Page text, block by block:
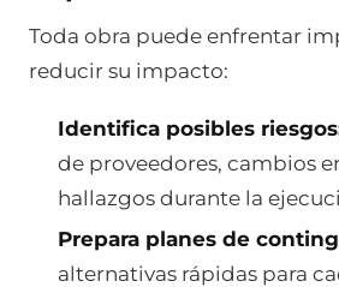
Toda obra puede enfrentar
reducir su impacto:
Identifica posibles
de proveedores, cambios
hallazgos durante la
Prepara planes de
alternativas rápidas para